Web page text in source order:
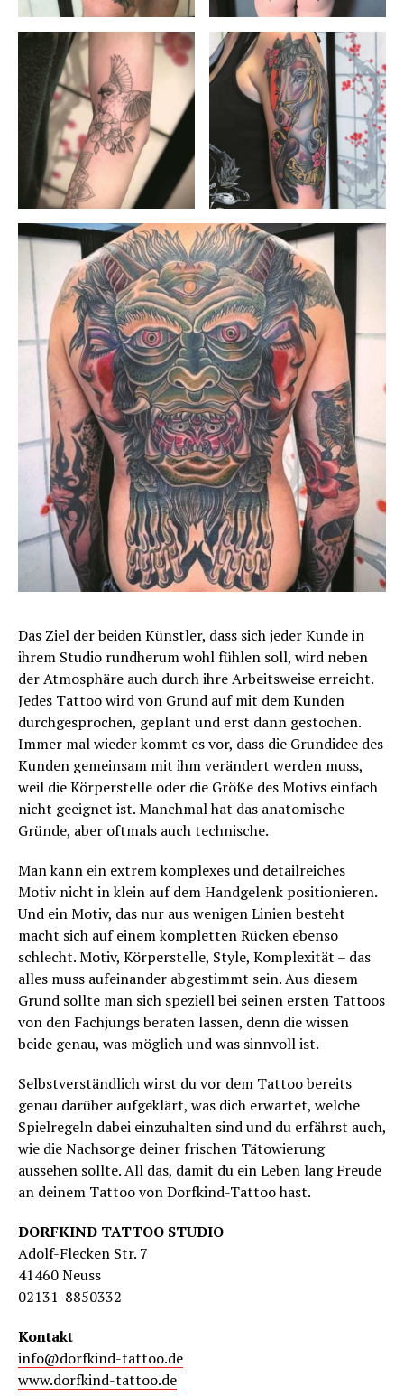
Das Ziel der beiden Künstler, dass sich jeder Kunde in
ihrem Studio rundherum wohl fühlen soll, wird neben
der Atmosphäre auch durch ihre Arbeitsweise erreicht.
Jedes Tattoo wird von Grund auf mit dem Kunden
durchgesprochen, geplant und erst dann gestochen.
Immer mal wieder kommt es vor, dass die Grundidee des
Kunden gemeinsam mit ihm verändert werden muss,
weil die Körperstelle oder die Größe des Motivs einfach
nicht geeignet ist. Manchmal hat das anatomische
Gründe, aber oftmals auch technische.
Man kann ein extrem komplexes und detailreiches
Motiv nicht in klein auf dem Handgelenk positionieren.
Und ein Motiv, das nur aus wenigen Linien besteht
macht sich auf einem kompletten Rücken ebenso
schlecht. Motiv, Körperstelle, Style, Komplexität – das
alles muss aufeinander abgestimmt sein. Aus diesem
Grund sollte man sich speziell bei seinen ersten Tattoos
von den Fachjungs beraten lassen, denn die wissen
beide genau, was möglich und was sinnvoll ist.
Selbstverständlich wirst du vor dem Tattoo bereits
genau darüber aufgeklärt, was dich erwartet, welche
Spielregeln dabei einzuhalten sind und du erfährst auch,
wie die Nachsorge deiner frischen Tätowierung
aussehen sollte. All das, damit du ein Leben lang Freude
an deinem Tattoo von Dorfkind-Tattoo hast.
DORFKIND TATTOO STUDIO
Adolf-Flecken Str. 7
41460 Neuss
02131-8850332
Kontakt
info@dorfkind-tattoo.de
www.dorfkind-tattoo.de